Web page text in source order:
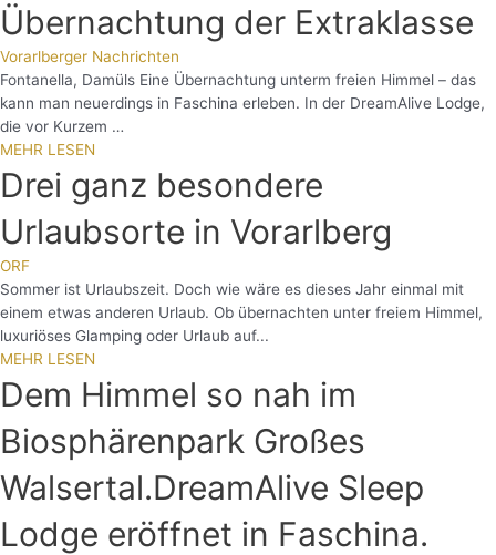
Übernachtung der Extraklasse
Vorarlberger Nachrichten
Fontanella, Damüls Eine Übernachtung unterm freien Himmel – das
kann man neuerdings in Faschina erleben. In der DreamAlive Lodge,
die vor Kurzem …
MEHR LESEN
Drei ganz besondere
Urlaubsorte in Vorarlberg
ORF
Sommer ist Urlaubszeit. Doch wie wäre es dieses Jahr einmal mit
einem etwas anderen Urlaub. Ob übernachten unter freiem Himmel,
luxuriöses Glamping oder Urlaub auf...
MEHR LESEN
Dem Himmel so nah im
Biosphärenpark Großes
Walsertal.DreamAlive Sleep
Lodge eröffnet in Faschina.